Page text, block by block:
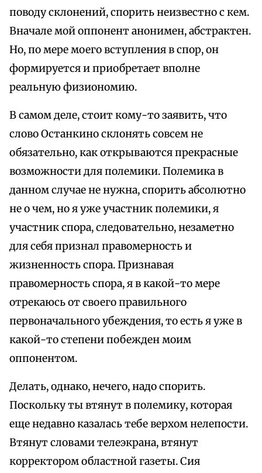
поводу склонений, спорить неизвестно с кем.
Вначале мой оппонент анонимен, абстрактен.
Но, по мере моего вступления в спор, он
формируется и приобретает вполне
реальную физиономию.
В самом деле, стоит кому-то заявить, что
слово Останкино склонять совсем не
обязательно, как открываются прекрасные
возможности для полемики. Полемика в
данном случае не нужна, спорить абсолютно
не о чем, но я уже участник полемики, я
участник спора, следовательно, незаметно
для себя признал правомерность и
жизненность спора. Признавая
правомерность спора, я в какой-то мере
отрекаюсь от своего правильного
первоначального убеждения, то есть я уже в
какой-то степени побежден моим
оппонентом.
Делать, однако, нечего, надо спорить.
Поскольку ты втянут в полемику, которая
еще недавно казалась тебе верхом нелепости.
Втянут словами телеэкрана, втянут
корректором областной газеты. Сия